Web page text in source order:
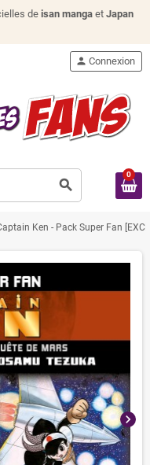
de isan manga et Japan
search
person Connexion
0
Ken - Pack Super Fan
chevron_right